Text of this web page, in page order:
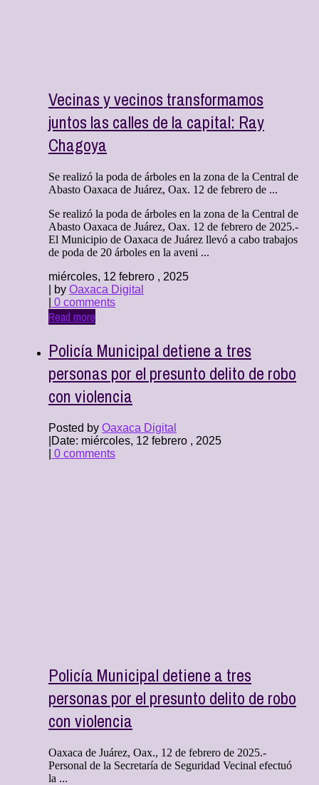
Vecinas y vecinos transformamos
juntos las calles de la capital: Ray
Chagoya
Se realizó la poda de árboles en la zona de la Central de
Abasto Oaxaca de Juárez, Oax. 12 de febrero de ...
Se realizó la poda de árboles en la zona de la Central de
Abasto Oaxaca de Juárez, Oax. 12 de febrero de 2025.-
El Municipio de Oaxaca de Juárez llevó a cabo trabajos
de poda de 20 árboles en la aveni ...
miércoles, 12 febrero , 2025
| by Oaxaca Digital
0 comments
Read more
Policía Municipal detiene a tres
personas por el presunto delito de robo
con violencia
Posted by Oaxaca Digital
Date: miércoles, 12 febrero , 2025
0 comments
Policía Municipal detiene a tres
personas por el presunto delito de robo
con violencia
Oaxaca de Juárez, Oax., 12 de febrero de 2025.-
Personal de la Secretaría de Seguridad Vecinal efectuó
la ...